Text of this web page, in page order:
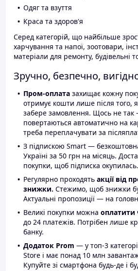
Одяг та взуття
Краса та здоров'я
Серед категорій, що найбільше
харчування та напої, зоотовари,
матеріали для ремонту, будівельні
Зручно, безпечно,
Пром-оплата захищає кожну
отримує кошти лише після того,
забере замовлення. Щось не так
повертаються автоматично на
треба переплачувати за
З підпискою Smart —
Україні за 50 грн на місяць.
покупки, щоб підписка окупилась.
Регулярно проходять акції від
знижки. Стежимо, щоб знижки
Актуальні пропозиції — на
Великі покупки можна оплатити
до 24 платежів. Потрібен лише
банку.
Додаток Prom — у топ-3
Store і має понад 10 млн
Купуйте зі смартфона будь-де і